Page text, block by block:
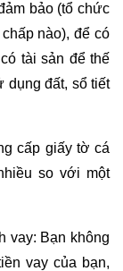
bảo (tổ chức
nào), để có
tài sản để thế
dụng đất, sổ tiết
cấp giấy tờ cá
so với một
vay: Bạn không
vay của bạn,